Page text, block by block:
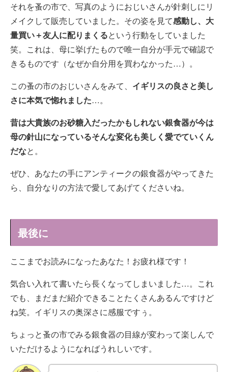
それを蚤の市で、写真のようにおじいさんが針刺しにリ
メイクして販売していました。その姿を見て感動し、大
量買い＋友人に配りまくるという行動をしていました
笑。これは、母に挙げたもので唯一自分が手元で確認で
きるものです（なぜか自分用を買わなかった…）。
この蚤の市のおじいさんをみて、 イギリスの良さと美し
さに本気で惚れました…。
昔は大貴族のお砂糖入だったかもしれない銀食器が今は
母の針山になっているそんな変化も美しく愛でていくん
だなと。
ぜひ、あなたの手にアンティークの銀食器がやってきた
ら、自分なりの方法で愛してあげてくださいね。
最後に
ここまでお読みになったあなた！お疲れ様です！
気合い入れて書いたら長くなってしまいました…。これ
でも、まだまだ紹介できることたくさんあるんですけど
ね笑。イギリスの奥深さに感服ですぅ。
ちょっと蚤の市でみる銀食器の目線が変わって楽しんで
いただけるようになればうれしいです。